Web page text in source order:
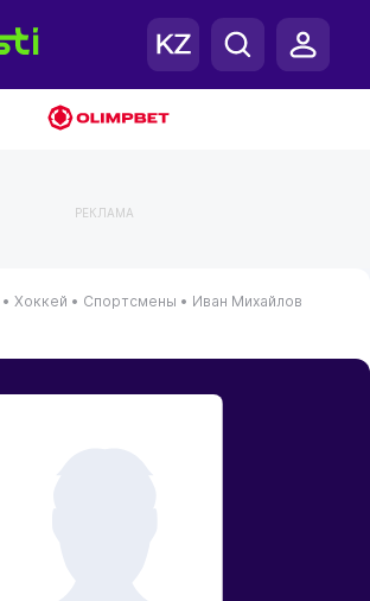
РЕКЛАМА
• Хоккей • Спортсмены • Иван Михайлов